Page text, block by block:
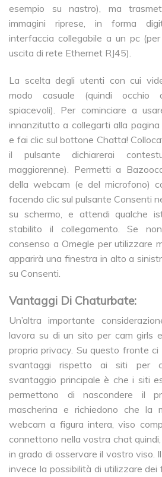
esempio su nastro), ma
immagini riprese, in forma
interfaccia collegabile a un pc
uscita di rete Ethernet RJ45).
La scelta degli utenti con cui
modo casuale (quindi occhio
spiacevoli). Per cominciare a
innanzitutto a collegarti alla
e fai clic sul bottone Chatta!
il pulsante dichiarerai
maggiorenne). Permetti a
della webcam (e del microfono)
facendo clic sul pulsante Consenti
su schermo, e attendi qualche
stabilito il collegamento. Se
consenso a Omegle per utilizzare
apparirà una finestra in alto a
su Consenti.
Vantaggi Di Chaturbate:
Un’altra importante
lavora su di un sito per cam girls
propria privacy. Su questo fronte
svantaggi rispetto ai siti per
svantaggio principale è che i siti
permettono di nascondere il
mascherina e richiedono che la
webcam a figura intera, viso
connettono nella vostra chat
in grado di osservare il vostro viso.
invece la possibilità di utilizzare